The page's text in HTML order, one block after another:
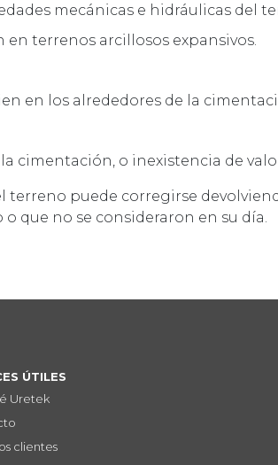
mecánicas e hidráulicas del
terrenos arcillosos expansivos.
en los alrededores de la
cimentación, o inexistencia de
terreno puede corregirse
que no se consideraron en su día.
ÚTILES
Uretek
clientes